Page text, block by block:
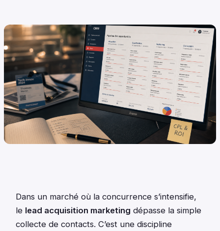
Dans un marché où la concurrence s’intensifie,
le lead acquisition marketing dépasse la simple
collecte de contacts. C’est une discipline